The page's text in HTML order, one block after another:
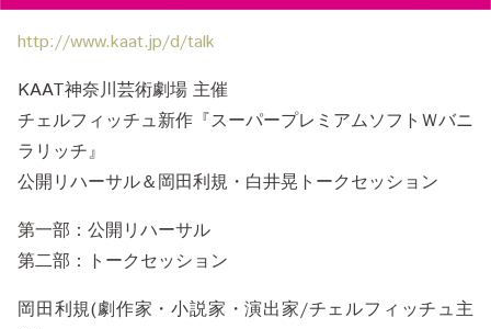
http://www.kaat.jp/d/talk
KAAT神奈川芸術劇場 主催
チェルフィッチュ新作『スーパープレミアムソフトＷバニ
ラリッチ』
公開リハーサル＆岡田利規・白井晃トークセッション
第一部：公開リハーサル
第二部：トークセッション
岡田利規(劇作家・小説家・演出家/チェルフィッチュ主